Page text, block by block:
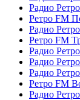
Радио
Ретро FM
Радио
Ретро FM
Радио
Радио
Радио
Ретро FM
Радио